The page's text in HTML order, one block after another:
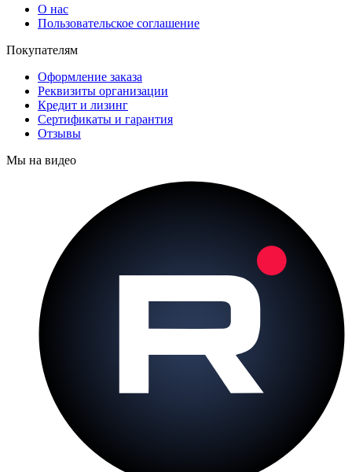
О нас
Пользовательское соглашение
Покупателям
Оформление заказа
Реквизиты организации
Кредит и лизинг
Сертификаты и гарантия
Отзывы
Мы на видео